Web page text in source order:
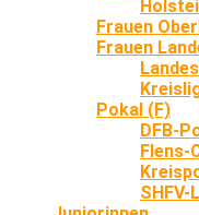
Frauen
Frauen
Pokal (F)
DFB-
Flens-
SHFV-